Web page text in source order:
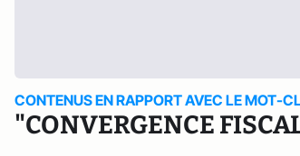
CONTENUS EN RAPPORT AVEC LE MOT-
"CONVERGENCE